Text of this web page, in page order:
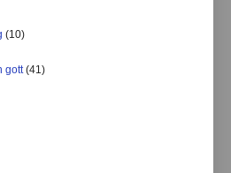
(10)
gott (41)